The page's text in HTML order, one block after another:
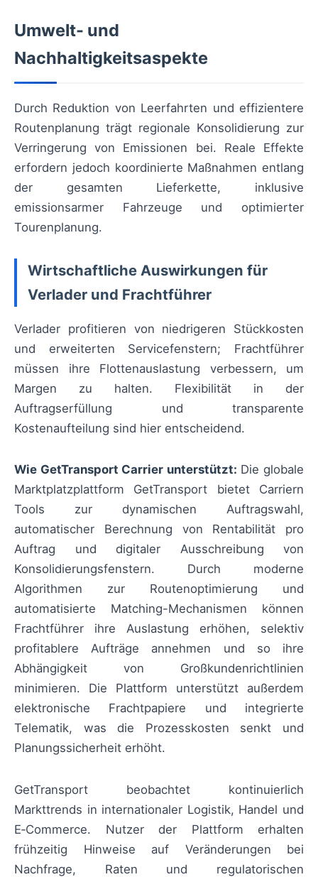
Umwelt- und
Nachhaltigkeitsaspekte
Durch Reduktion von Leerfahrten und effizientere
Routenplanung trägt regionale Konsolidierung zur
Verringerung von Emissionen bei. Reale Effekte
erfordern jedoch koordinierte Maßnahmen entlang
der gesamten Lieferkette, inklusive
emissionsarmer Fahrzeuge und optimierter
Tourenplanung.
Wirtschaftliche Auswirkungen für
Verlader und Frachtführer
Verlader profitieren von niedrigeren Stückkosten
und erweiterten Servicefenstern; Frachtführer
müssen ihre Flottenauslastung verbessern, um
Margen zu halten. Flexibilität in der
Auftragserfüllung und transparente
Kostenaufteilung sind hier entscheidend.
Wie GetTransport Carrier unterstützt: Die globale
Marktplatzplattform GetTransport bietet Carriern
Tools zur dynamischen Auftragswahl,
automatischer Berechnung von Rentabilität pro
Auftrag und digitaler Ausschreibung von
Konsolidierungsfenstern. Durch moderne
Algorithmen zur Routenoptimierung und
automatisierte Matching-Mechanismen können
Frachtführer ihre Auslastung erhöhen, selektiv
profitablere Aufträge annehmen und so ihre
Abhängigkeit von Großkundenrichtlinien
minimieren. Die Plattform unterstützt außerdem
elektronische Frachtpapiere und integrierte
Telematik, was die Prozesskosten senkt und
Planungssicherheit erhöht.
GetTransport beobachtet kontinuierlich
Markttrends in internationaler Logistik, Handel und
E‑Commerce. Nutzer der Plattform erhalten
frühzeitig Hinweise auf Veränderungen bei
Nachfrage, Raten und regulatorischen